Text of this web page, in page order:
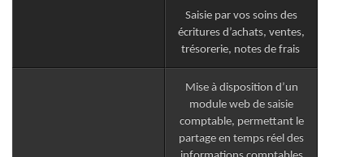
Saisie par vos soins des
écritures d’achats, ventes,
trésorerie, notes de frais
Mise à disposition d’un
module web de saisie
comptable, permettant le
partage en temps réel des